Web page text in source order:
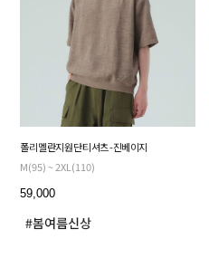
폴리 멜란지 원단 티셔츠 - 진베이지
M(95) ~ 2XL(110)
59,000